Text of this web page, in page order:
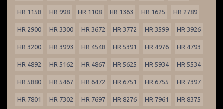
HR 1158 HR 998 HR 1108 HR 1363 HR 1625 HR 2789
HR 2900 HR 3300 HR 3672 HR 3772 HR 3599 HR 3926
HR 3200 HR 3993 HR 4548 HR 5391 HR 4976 HR 4793
HR 4892 HR 5162 HR 4867 HR 5625 HR 5934 HR 5534
HR 5880 HR 5467 HR 6472 HR 6751 HR 6755 HR 7397
HR 7801 HR 7302 HR 7697 HR 8276 HR 7961 HR 8375